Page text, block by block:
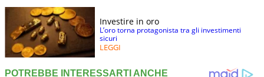
Investire in oro
L’oro torna protagonista tra gli investimenti
sicuri
LEGGI